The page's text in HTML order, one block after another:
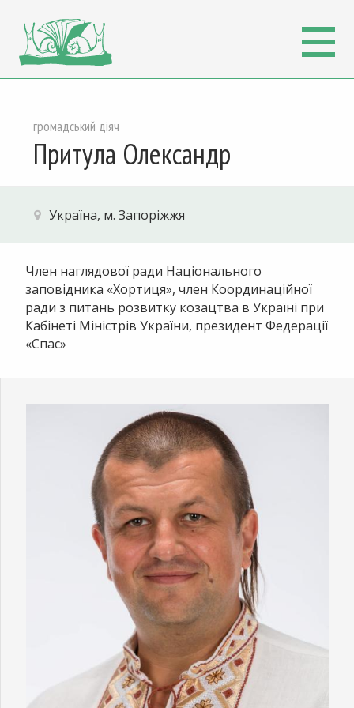
громадський діяч
Притула Олександр
Україна, м. Запоріжжя
Член наглядової ради Національного
заповідника «Хортиця», член Координаційної
ради з питань розвитку козацтва в Україні при
Кабінеті Міністрів України, президент Федерації
«Спас»